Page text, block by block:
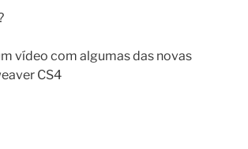
vídeo com algumas das novas
CS4